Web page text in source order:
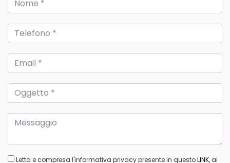
Letta e compresa l'informativa privacy presente in questoLINK, ai